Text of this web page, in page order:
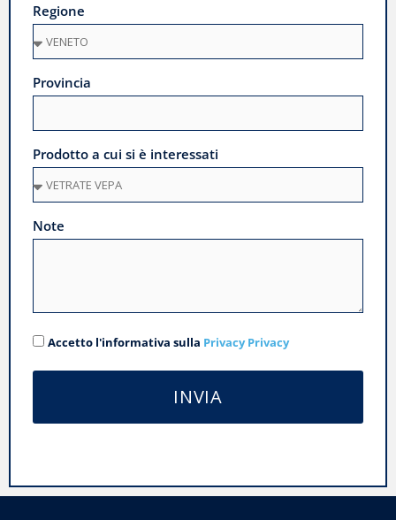
Regione
Provincia
Prodotto a cui si è interessati
Note
Accetto l'informativa sulla Privacy Privacy
INVIA